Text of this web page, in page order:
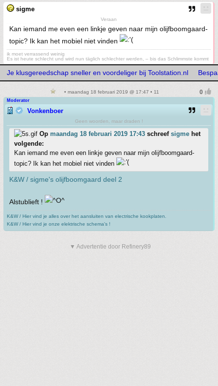
sigme
Veraan
Kan iemand me even een linkje geven naar mijn olijfboomgaard-
topic? Ik kan het mobiel niet vinden
ik moet verrassend weinig
Es ist heute schlecht und wird nun täglich schlechter werden, – bis das Schlimmste kommt
Je klusgereedschap sneller en voordeliger bij Toolstation.nl
• maandag 18 februari 2019 @ 17:47 • 11
Moderator
Vonkenboer
Geen woorden, maar draden !
Op maandag 18 februari 2019 17:43 schreef sigme het
volgende:
Kan iemand me even een linkje geven naar mijn olijfboomgaard-
topic? Ik kan het mobiel niet vinden
K&W / sigme's olijfboomgaard deel 2
Alstublieft !
K&W / Hier vind je alles over het aansluiten van electrische kookplaten.
K&W / Hier vind je onze elektrische schema's !
▼ Advertentie door Refinery89